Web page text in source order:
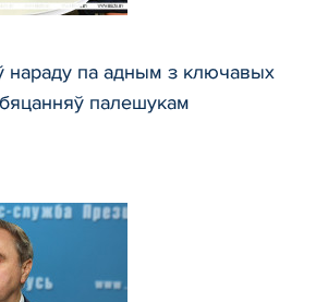
нараду па адным з ключавых
палешукам